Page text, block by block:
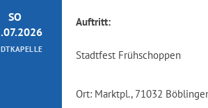
SO
Auftritt:
Stadtfest Frühschoppen
Ort: Marktpl., 71032